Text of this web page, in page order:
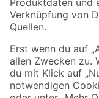
Sicher einkaufen
Jetzt die toom-App